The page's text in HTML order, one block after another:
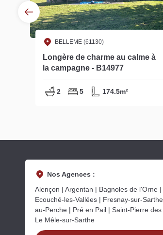
BELLEME (61130)
Longère de charme au calme à
la campagne - B14977
2 5 174.5m²
Nos Agences :
Alençon | Argentan | Bagnoles de l'Orne |
Ecouché-les-Vallées | Fresnay-sur-
au-Perche | Pré en Pail | Saint-Pierre
Le Mêle-sur-Sarthe